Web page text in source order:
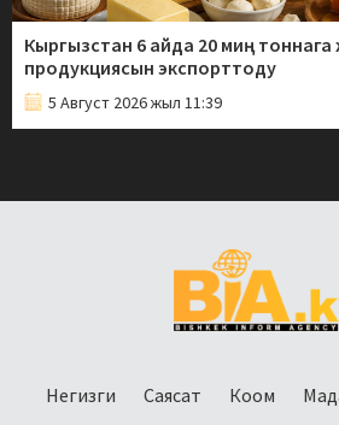
Кыргызстан 6 айда 20 миң
продукциясын экспорттоду
5 Август 2026 жыл 11:39
Негизги Саясат Коом